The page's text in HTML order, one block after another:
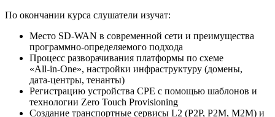
По окончании курса слушатели изучат:
Место SD‑WAN в современной сети и преимущества
программно-определяемого подхода
Процесс разворачивания платформы по схеме
«All‑in‑One», настройки инфраструктуру (домены,
дата‑центры, тенанты)
Регистрацию устройства CPE с помощью шаблонов и
технологии Zero Touch Provisioning
Создание транспортные сервисы L2 (P2P, P2M, M2M) и